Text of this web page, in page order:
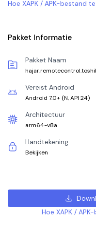
Hoe XAPK / APK-bestand
Pakket Informatie
Pakket Naam
Vereist Android
Android 7.0+ (N, API 24)
Architectuur
arm64-v8a
Handtekening
Bekijken
Hoe XAPK /